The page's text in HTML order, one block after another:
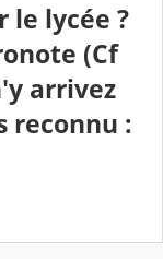
le lycée ?
(Cf
arrivez
reconnu :